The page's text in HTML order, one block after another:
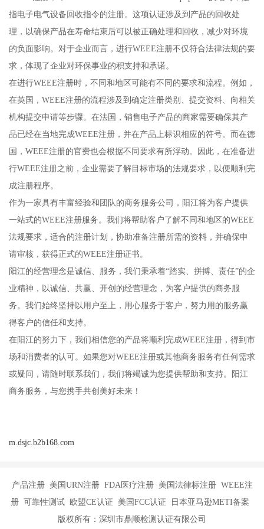
指电子电气设备回收指令的注册。这项认证涉及到产品的回收处
理，以确保产品在寿命结束后可以被正确处理和回收，减少对环境
的负面影响。对于企业而言，进行WEEE注册不仅符合法律法规的要
求，体现了企业对环保事业的积支持和承诺。
在进行WEEE注册时，不同和地区可能有不同的要求和流程。例如，
在英国，WEEE注册的流程涉及到确定注册类别、提交资料、向相关
机构提交申请等步骤。在法国，销售电子产品的商家需要确保其产
品已经在当地完成WEEE注册，并在产品上标识相应的符号。而在德
国，WEEE注册的官费也会根据不同要求有所浮动。因此，在准备进
行WEEE注册之前，企业需要了解目标市场的法规要求，以便顺利完
成注册程序。
作为一家具有丰富经验和团队的商务服务公司，阳江将为客户提供
一站式的WEEE注册服务。我们将帮助客户了解不同和地区的WEEE
法规要求，适合的注册计划，协助准备注册所需的资料，并确保申
请审核，获得正式的WEEE注册证书。
阳江的经营理念是诚信、服务，我们秉承着“踏实、拼搏、责任”的企
业精神，以诚信、共赢、开创的经营理念，为客户提供的商务服
务。我们始终坚持以用户至上，用心服务于客户，努力用的服务赢
得客户的信任和支持。
在阳江的努力下，我们相信您的产品将顺利完成WEEE注册，得到市
场和消费者的认可。如果您对WEEE注册或其他商务服务有任何需求
或疑问，请随时联系我们，我们将竭诚为您提供帮助和支持。阳江
商务服务，与您携手共创美好未来！
m.dsjc.b2b168.com
产品注册 美国URN注册 FDA医疗注册 美国法律标注册 WEEE注
册 可靠性测试 欧盟CE认证 美国FCC认证 日本亚马逊METI备案
版权所有：深圳市鼎顺检测认证有限公司